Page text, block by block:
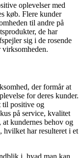
oplevelser med
køb. Flere kunder
til andre på
de har
sig i de rosende
virksomheden.
der formår at
for deres kunder.
til positive og
på service, kvalitet
kundernes behov og
hvilket har resulteret i et
i, hvad man kan